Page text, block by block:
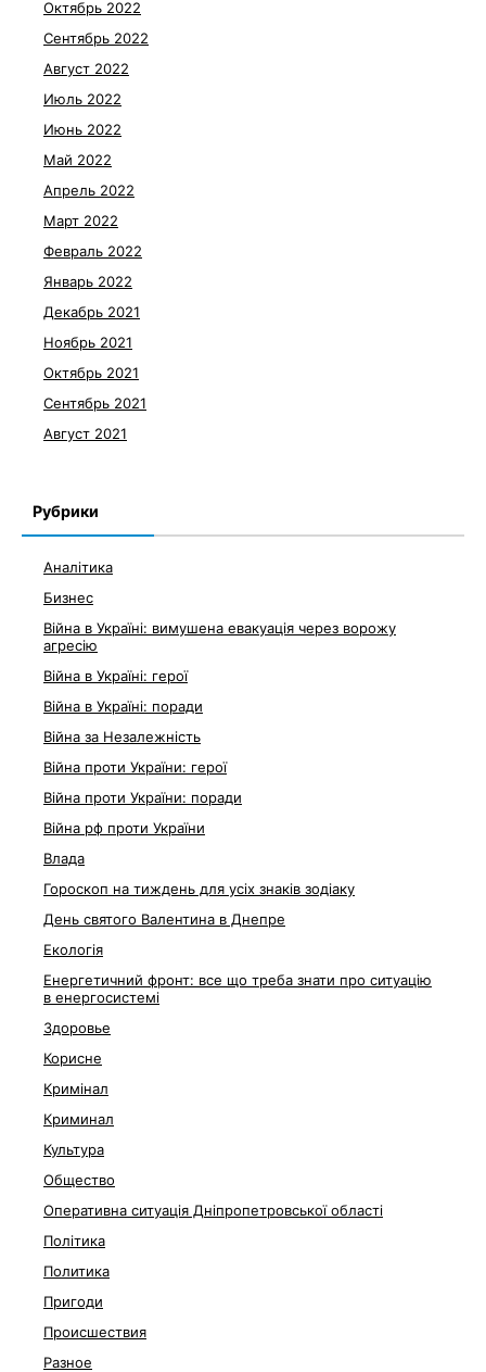
Октябрь 2022
Сентябрь 2022
Август 2022
Июль 2022
Июнь 2022
Май 2022
Апрель 2022
Март 2022
Февраль 2022
Январь 2022
Декабрь 2021
Ноябрь 2021
Октябрь 2021
Сентябрь 2021
Август 2021
Рубрики
Аналітика
Бизнес
Війна в Україні: вимушена евакуація через ворожу
агресію
Війна в Україні: герої
Війна в Україні: поради
Війна за Незалежність
Війна проти України: герої
Війна проти України: поради
Війна рф проти України
Влада
Гороскоп на тиждень для усіх знаків зодіаку
День святого Валентина в Днепре
Екологія
Енергетичний фронт: все що треба знати про ситуацію
в енергосистемі
Здоровье
Корисне
Кримінал
Криминал
Культура
Общество
Оперативна ситуація Дніпропетровської області
Політика
Политика
Пригоди
Происшествия
Разное